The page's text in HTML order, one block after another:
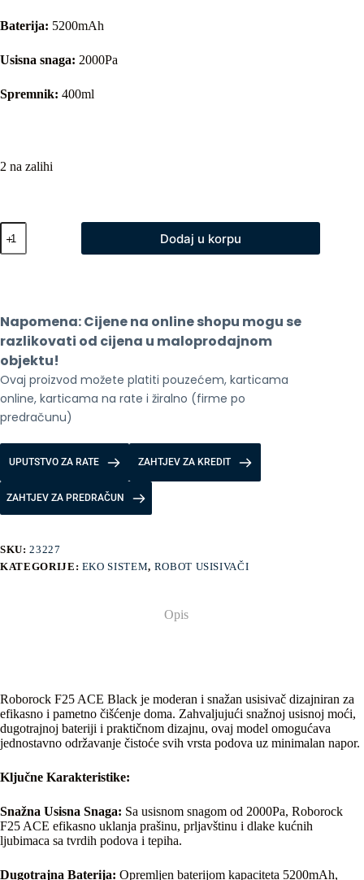
Baterija: 5200mAh
Usisna snaga: 2000Pa
Spremnik: 400ml
2 na zalihi
Usisivac
Roborock
F25
Dodaj u korpu
Napomena: Cijene na online shopu mogu se
razlikovati od cijena u maloprodajnom
objektu!
Ovaj proizvod možete platiti pouzećem, karticama
online, karticama na rate i žiralno (firme po
predračunu)
UPUTSTVO ZA RATE ZAHTJEV ZA KREDIT
ZAHTJEV ZA PREDRAČUN
SKU:23227
KATEGORIJE: EKO SISTEM, ROBOT USISIVAČI
Opis
Roborock F25 ACE Black je moderan i snažan usisivač dizajniran za
efikasno i pametno čišćenje doma. Zahvaljujući snažnoj usisnoj moći,
dugotrajnoj bateriji i praktičnom dizajnu, ovaj model omogućava
jednostavno održavanje čistoće svih vrsta podova uz minimalan napor.
Ključne Karakteristike:
Snažna Usisna Snaga: Sa usisnom snagom od 2000Pa, Roborock
F25 ACE efikasno uklanja prašinu, prljavštinu i dlake kućnih
ljubimaca sa tvrdih podova i tepiha.
Dugotrajna Baterija: Opremljen baterijom kapaciteta 5200mAh,